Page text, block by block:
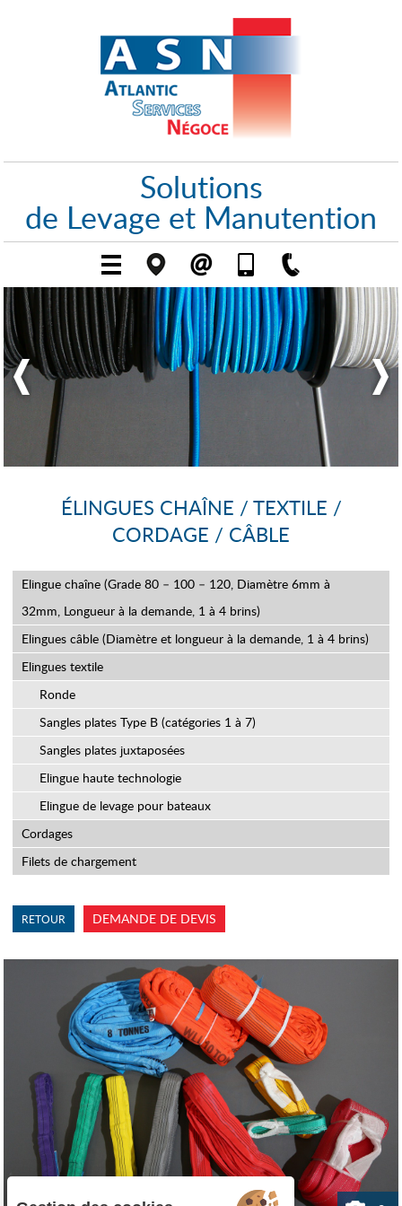
Solutions
de Levage et Manutention
ÉLINGUES CHAÎNE / TEXTILE /
CORDAGE / CÂBLE
Elingue chaîne (Grade 80 – 100 – 120, Diamètre 6mm à
32mm, Longueur à la demande, 1 à 4 brins)
Elingues câble (Diamètre et longueur à la demande, 1 à 4 brins)
Elingues textile
Ronde
Sangles plates Type B (catégories 1 à 7)
Sangles plates juxtaposées
Elingue haute technologie
Elingue de levage pour bateaux
Cordages
Filets de chargement
RETOUR DEMANDE DE DEVIS